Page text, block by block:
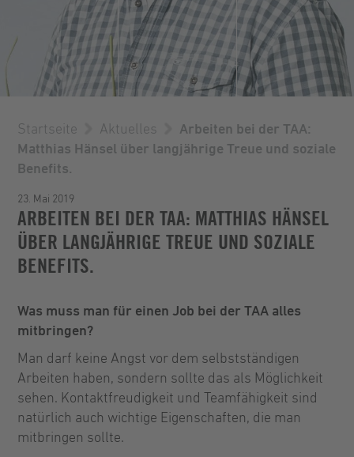
Startseite Aktuelles
Arbeiten bei der TAA:
Matthias Hänsel über langjährige Treue und soziale
Benefits.
23. Mai 2019
ARBEITEN BEI DER TAA: MATTHIAS HÄNSEL
ÜBER LANGJÄHRIGE TREUE UND SOZIALE
BENEFITS.
Was muss man für einen Job bei der TAA alles
mitbringen?
Man darf keine Angst vor dem selbstständigen
Arbeiten haben, sondern sollte das als Möglichkeit
sehen. Kontaktfreudigkeit und Teamfähigkeit sind
natürlich auch wichtige Eigenschaften, die man
mitbringen sollte.